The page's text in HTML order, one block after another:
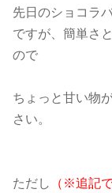
先日のショコラ
ですが、簡単さ
ので
ちょっと甘い物
さい。
ただし （※追記で